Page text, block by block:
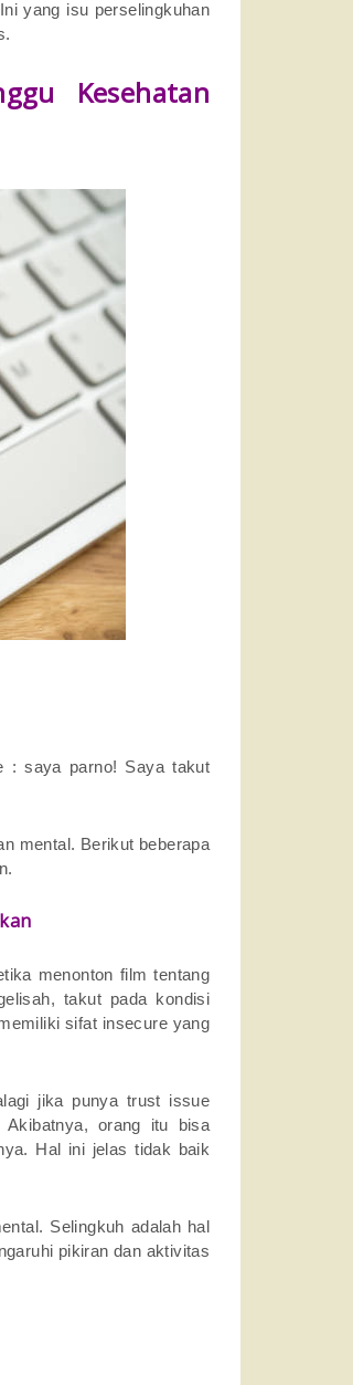
yang isu perselingkuhan
Kesehatan
: saya parno! Saya takut
mental. Berikut beberapa
menonton film tentang
takut pada kondisi
sifat insecure yang
jika punya trust issue
Akibatnya, orang itu bisa
Hal ini jelas tidak baik
Selingkuh adalah hal
pikiran dan aktivitas